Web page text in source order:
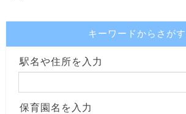
キーワードからさがす
駅名や住所を入力
保育園名を入力